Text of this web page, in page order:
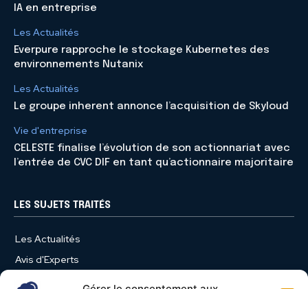
IA en entreprise
Les Actualités
Everpure rapproche le stockage Kubernetes des
environnements Nutanix
Les Actualités
Le groupe inherent annonce l’acquisition de Skyloud
Vie d'entreprise
CELESTE finalise l’évolution de son actionnariat avec
l’entrée de CVC DIF en tant qu’actionnaire majoritaire
LES SUJETS TRAITÉS
Les Actualités
Avis d'Experts
Produits et Services